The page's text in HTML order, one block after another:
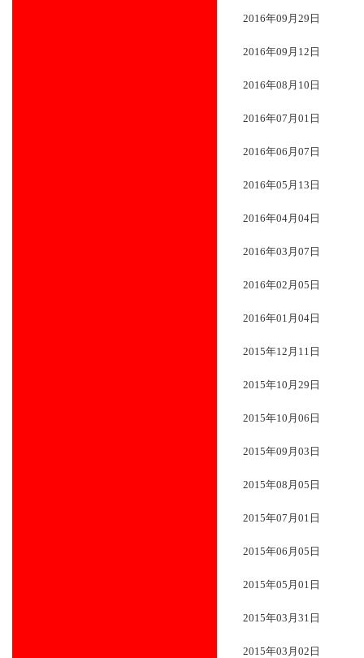
2016年09月29日
2016年09月12日
2016年08月10日
2016年07月01日
2016年06月07日
2016年05月13日
2016年04月04日
2016年03月07日
2016年02月05日
2016年01月04日
2015年12月11日
2015年10月29日
2015年10月06日
2015年09月03日
2015年08月05日
2015年07月01日
2015年06月05日
2015年05月01日
2015年03月31日
2015年03月02日